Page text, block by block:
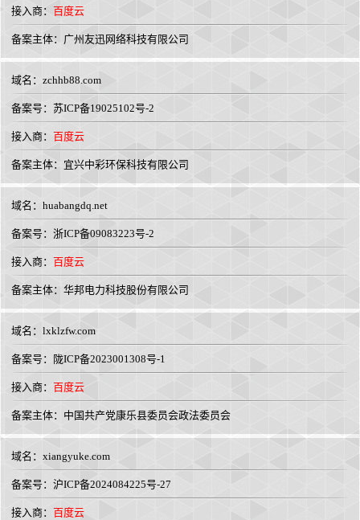
接入商： 百度云
备案主体：广州友迅网络科技有限公司
域名： zchhb88.com
备案号：苏ICP备19025102号-2
接入商： 百度云
备案主体：宜兴中彩环保科技有限公司
域名： huabangdq.net
备案号：浙ICP备09083223号-2
接入商： 百度云
备案主体：华邦电力科技股份有限公司
域名： lxklzfw.com
备案号：陇ICP备2023001308号-1
接入商： 百度云
备案主体：中国共产党康乐县委员会政法委员会
域名： xiangyuke.com
备案号：沪ICP备2024084225号-27
接入商： 百度云